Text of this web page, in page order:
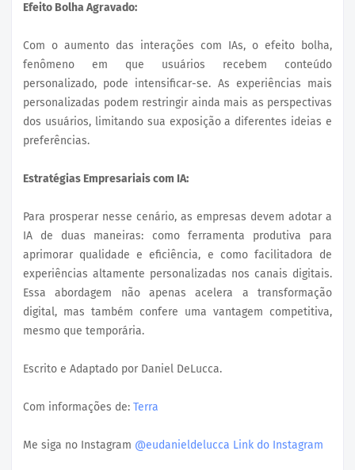
Efeito Bolha Agravado:
Com o aumento das interações com IAs, o efeito bolha,
fenômeno em que usuários recebem conteúdo
personalizado, pode intensificar-se. As experiências mais
personalizadas podem restringir ainda mais as perspectivas
dos usuários, limitando sua exposição a diferentes ideias e
preferências.
Estratégias Empresariais com IA:
Para prosperar nesse cenário, as empresas devem adotar a
IA de duas maneiras: como ferramenta produtiva para
aprimorar qualidade e eficiência, e como facilitadora de
experiências altamente personalizadas nos canais digitais.
Essa abordagem não apenas acelera a transformação
digital, mas também confere uma vantagem competitiva,
mesmo que temporária.
Escrito e Adaptado por Daniel DeLucca.
Com informações de: Terra
Me siga no Instagram @eudanieldelucca Link do Instagram